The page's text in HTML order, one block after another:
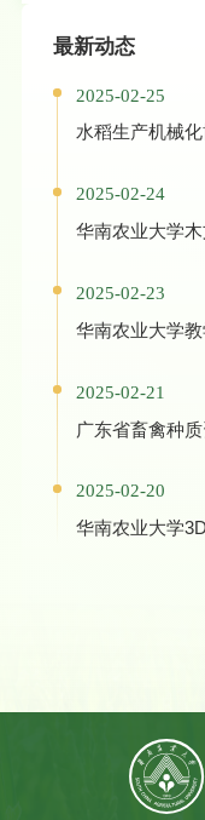
最新动态
2025-02-25
水稻生产机械
2025-02-24
华南农业大学
2025-02-23
华南农业大学
2025-02-21
广东省畜禽种
2025-02-20
华南农业大学